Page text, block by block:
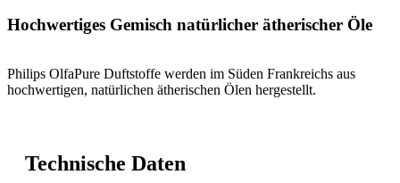
Hochwertiges Gemisch natürlicher ätherischer Öle
Philips OlfaPure Duftstoffe werden im Süden Frankreichs aus
hochwertigen, natürlichen ätherischen Ölen hergestellt.
Technische Daten